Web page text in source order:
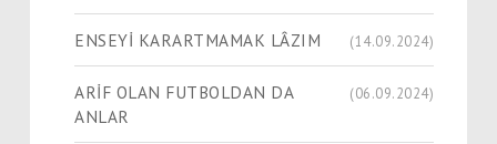
ENSEYİ KARARTMAMAK LÂZIM (14.09.2024)
ARİF OLAN FUTBOLDAN DA
ANLAR
(06.09.2024)